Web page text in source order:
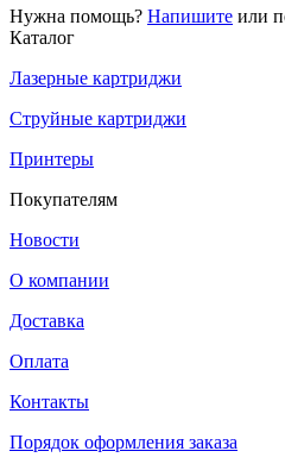
Нужна помощь? Напишите или
Каталог
Лазерные картриджи
Струйные картриджи
Принтеры
Покупателям
Новости
О компании
Доставка
Оплата
Контакты
Порядок оформления заказа